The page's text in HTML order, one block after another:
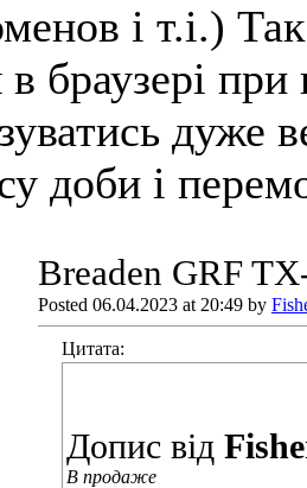
і т.і.)
в браузері
доби і
Breaden GRF
Posted 06.04.2023 at 20:49 by
Цитата:
Допис від
В продаже